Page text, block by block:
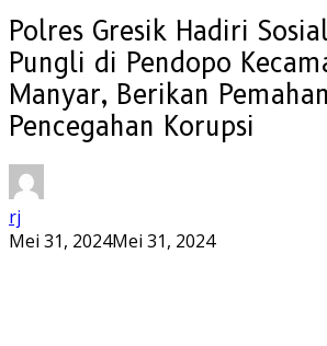
Polres Gresik Hadiri
Pungli di Pendopo
Manyar, Berikan
Pencegahan Korupsi
rj
Mei 31, 2024Mei 31, 2024